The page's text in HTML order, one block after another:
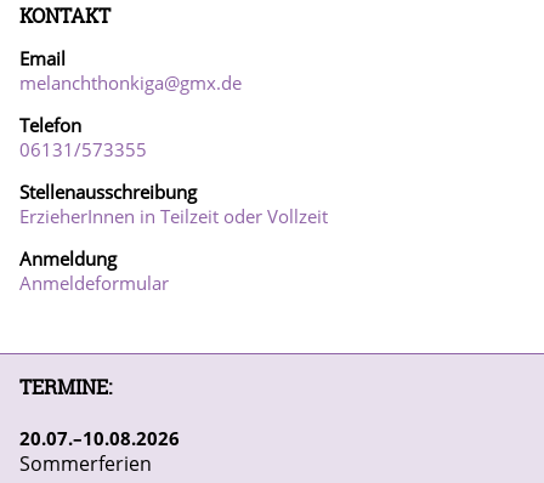
KONTAKT
Email
melanchthonkiga@gmx.de
Telefon
06131/573355
Stellenausschreibung
ErzieherInnen in Teilzeit oder Vollzeit
Anmeldung
Anmeldeformular
TERMINE:
20 07 10 08 2026
Sommerferien